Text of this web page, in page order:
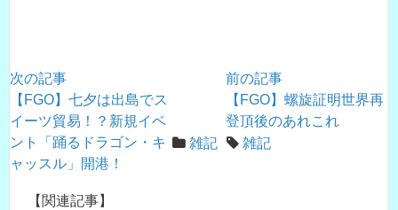
前の記事
【FGO】螺旋証明世界再
登頂後のあれこれ
次の記事
【FGO】七夕は出島でス
イーツ貿易！？新規イベ
ント「踊るドラゴン・キ
ャッスル」開港！
雑記 雑記
【関連記事】